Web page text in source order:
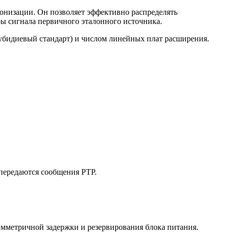
Он позволяет эффективно распределять
сигнала первичного эталонного источника.
стандарт) и числом линейных плат расширения.
сообщения PTP.
задержки и резервирования блока питания.